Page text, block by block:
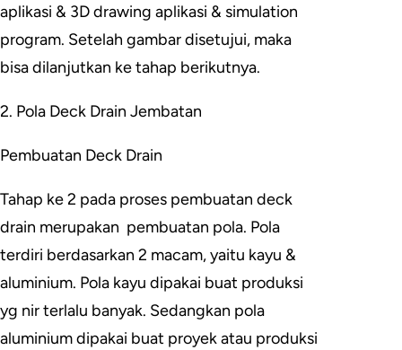
aplikasi & 3D drawing aplikasi & simulation
program. Setelah gambar disetujui, maka
bisa dilanjutkan ke tahap berikutnya.
2. Pola Deck Drain Jembatan
Pembuatan Deck Drain
Tahap ke 2 pada proses pembuatan deck
drain merupakan pembuatan pola. Pola
terdiri berdasarkan 2 macam, yaitu kayu &
aluminium. Pola kayu dipakai buat produksi
yg nir terlalu banyak. Sedangkan pola
aluminium dipakai buat proyek atau produksi